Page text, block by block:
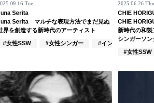
ーズ
Tue
Serita
Serita マルチな表現方法でまだ見ぬ
界を創造する新時代のアーティスト
#女性SSW
#女性シンガー #インスト
2025.06.26 Thu
CHIE
CHIE
新時代の和
シンガーソ
#女性SSW